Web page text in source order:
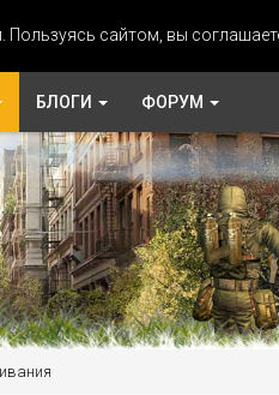
сайтом, вы
БЛОГИ ФОРУМ